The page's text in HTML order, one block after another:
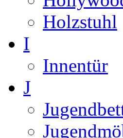
Holzstuhl
I
Innentür
J